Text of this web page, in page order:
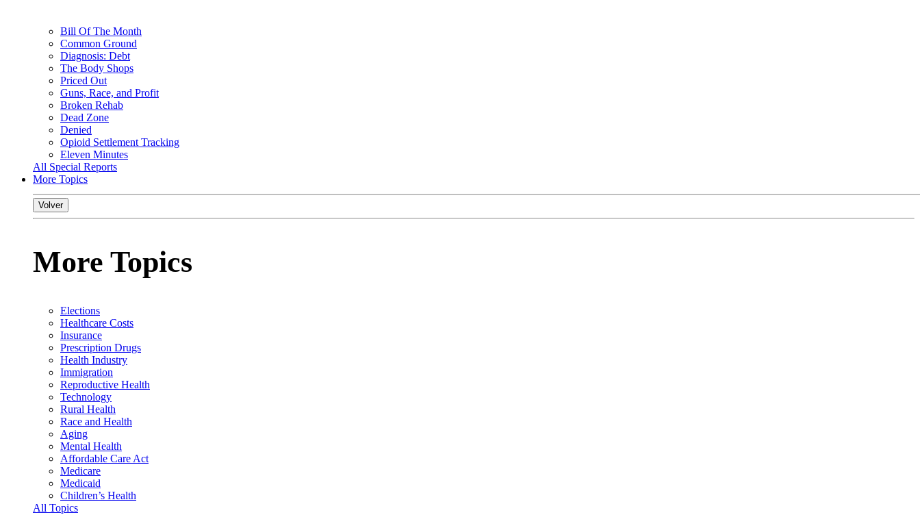
Bill Of The Month
Common Ground
Diagnosis: Debt
The Body Shops
Priced Out
Guns, Race, and Profit
Broken Rehab
Dead Zone
Denied
Opioid Settlement Tracking
Eleven Minutes
All Special Reports
More Topics
Volver
More Topics
Elections
Healthcare Costs
Insurance
Prescription Drugs
Health Industry
Immigration
Reproductive Health
Technology
Rural Health
Race and Health
Aging
Mental Health
Affordable Care Act
Medicare
Medicaid
Children’s Health
All Topics